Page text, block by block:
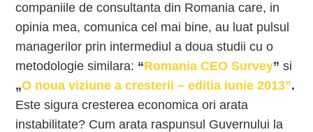
companiile de consultanta din Romania care, in
opinia mea, comunica cel mai bine, au luat pulsul
managerilor prin intermediul a doua studii cu o
metodologie similara: “Romania CEO Survey” si
„O noua viziune a cresterii – editia iunie 2013”.
Este sigura cresterea economica ori arata
instabilitate? Cum arata raspunsul Guvernului la